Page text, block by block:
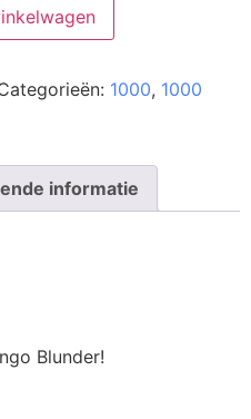
1000, 1000
informatie
Blunder!